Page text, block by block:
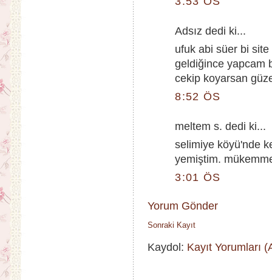
Adsız dedi ki...
ufuk abi süer bi
geldiğince yapcam
cekip koyarsan
8:52 ÖS
meltem s. dedi ki...
selimiye köyü'nde
yemiştim.
3:01 ÖS
Yorum Gönder
Sonraki Kayıt
Kaydol: Kayıt Yorumları